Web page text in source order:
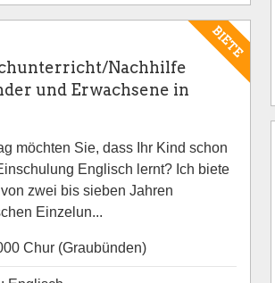
BIETE
Nachhilfe
und Erwachsene in
möchten Sie, dass Ihr Kind schon
Englisch lernt? Ich biete
zwei bis sieben Jahren
Einzelun...
Chur (Graubünden)